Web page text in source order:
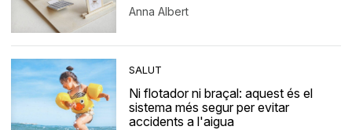
Anna Albert
SALUT
Ni flotador ni braçal: aquest és el
sistema més segur per evitar
accidents a l'aigua